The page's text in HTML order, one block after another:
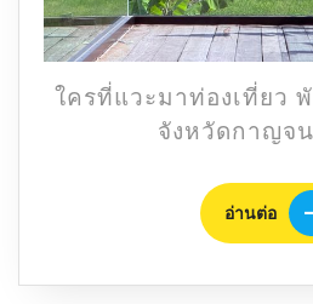
ใครที่แวะมาท่องเที่ยว
จังหวัดกาญจ
อ่านต่อ